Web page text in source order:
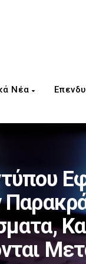
Νέα